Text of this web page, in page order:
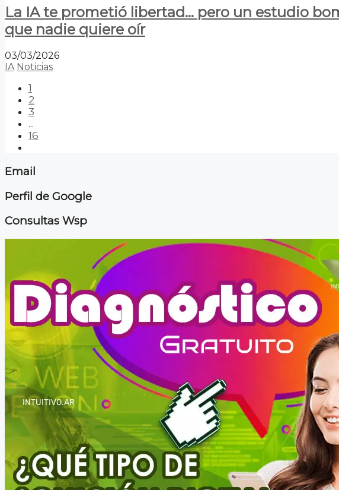
La IA te prometió libertad… pero un estudio
que nadie quiere oír
03/03/2026
IA Noticias
1
2
3
...
16
Email
Perfil de Google
Consultas Wsp